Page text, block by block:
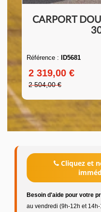
CARPORT
Référence : ID5681
2 319,00 €
2 504,00 €
Cliquez et
Besoin d'aide pour votre
au vendredi (9h-12h et